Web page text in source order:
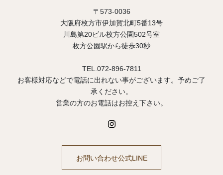
〒573-0036
大阪府枚方市伊加賀北町5番13号
川島第20ビル枚方公園502号室
枚方公園駅から徒歩30秒
TEL.072-896-7811
お客様対応などで電話に出れない事がございます。予めご了
承ください。
営業の方のお電話はお控え下さい。
お問い合わせ公式LINE